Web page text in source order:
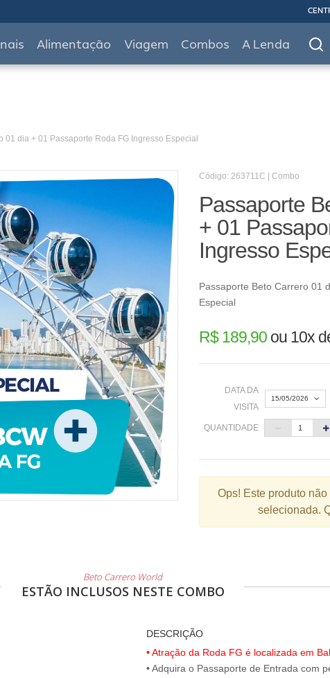
Alimentação Viagem Combos A Lenda
01 dia + 01 Passaporte Roda FG Ingresso Especial
Código: 263711C | Combo
Passaporte
+ 01
Ingresso
Passaporte Beto Carrero 01
Especial
R$ 189,90ou 10x
DATA DA
VISITA
15/05/2026
2 3 4
9 10 11
QUANTIDADE
Ops! Este produto
selecionada.
Beto Carrero World
ESTÃO INCLUSOS NESTE COMBO
DESCRIÇÃO
• Atração da Roda FG é localizada em
• Adquira o Passaporte de Entrada com